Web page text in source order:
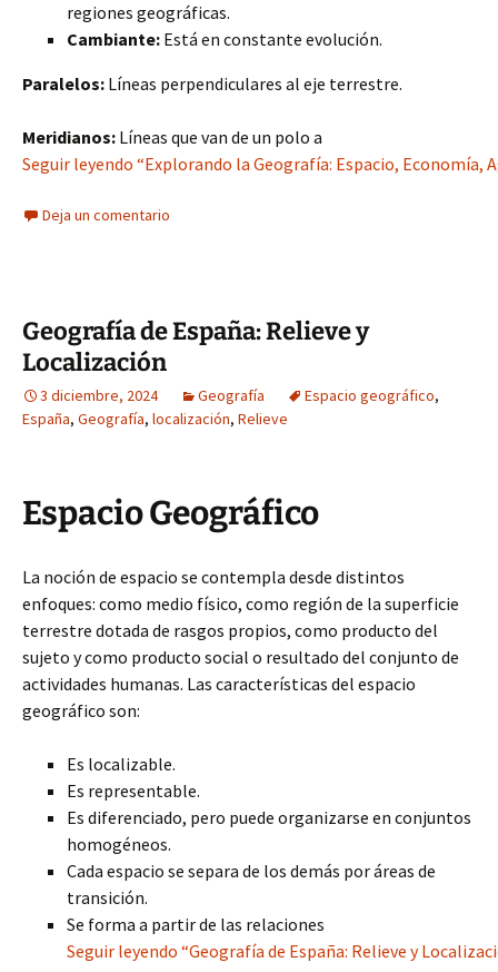
regiones geográficas.
Cambiante: Está en constante evolución.
Paralelos: Líneas perpendiculares al eje terrestre.
Meridianos: Líneas que van de un polo a
Seguir leyendo “Explorando la Geografía: Espacio, Economía,
Deja un comentario
Geografía de España: Relieve y
Localización
3 diciembre, 2024 Geografía Espacio geográfico,
España, Geografía, localización, Relieve
Espacio Geográfico
La noción de espacio se contempla desde distintos
enfoques: como medio físico, como región de la superficie
terrestre dotada de rasgos propios, como producto del
sujeto y como producto social o resultado del conjunto de
actividades humanas. Las características del espacio
geográfico son:
Es localizable.
Es representable.
Es diferenciado, pero puede organizarse en conjuntos
homogéneos.
Cada espacio se separa de los demás por áreas de
transición.
Se forma a partir de las relaciones
Seguir leyendo “Geografía de España: Relieve y